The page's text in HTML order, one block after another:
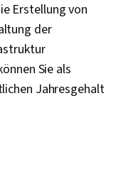
Erstellung von
der
Sie als
Jahresgehalt